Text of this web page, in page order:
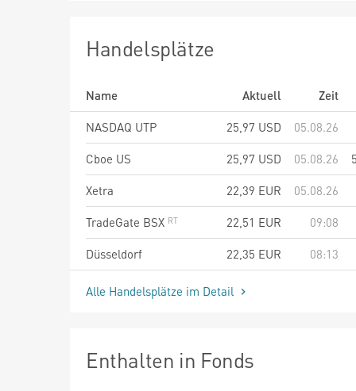
Handelsplätze
Name Aktuell
Zeit
NASDAQ UTP
25,97 USD
05.08.26
Cboe US
25,97 USD 05.08.26
Xetra
22,39 EUR
05.08.26
TradeGate BSX
22,51 EUR
09:08
Düsseldorf
22,35 EUR 08:13
Alle Handelsplätze im Detail
Enthalten in Fonds